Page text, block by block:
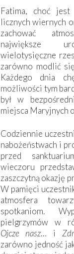
Fatima, choć jest
licznych wiernych
zachować
największe
wielotysięczne
zarówno modlić
Każdego dnia
możliwości tym
był w
miejsca Maryjnych
Codziennie
nabożeństwach i
przed
wieczoru
zaszczytną okazję
W pamięci
atmosfera
spotkaniom.
pielgrzymów w
Ojcze nasz… i
zarówno jedność